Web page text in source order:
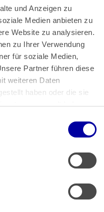
und Anzeigen zu
Medien anbieten zu
Website zu analysieren.
zu Ihrer Verwendung
für soziale Medien,
Partner führen diese
weiteren Daten
haben oder die sie
gesammelt haben.